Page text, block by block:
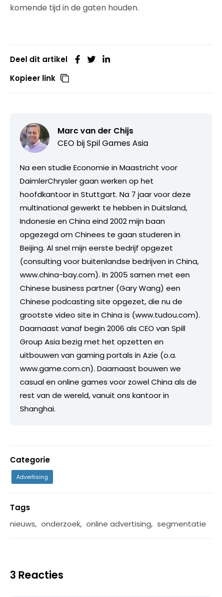
komende tijd in de gaten houden.
Deel dit artikel
Kopieer link
Marc van der Chijs
CEO bijSpil Games Asia
Na een studie Economie in Maastricht voor
DaimlerChrysler gaan werken op het
hoofdkantoor in Stuttgart. Na 7 jaar voor deze
multinational gewerkt te hebben in Duitsland,
Indonesie en China eind 2002 mijn baan
opgezegd om Chinees te gaan studeren in
Beijing. Al snel mijn eerste bedrijf opgezet
(consulting voor buitenlandse bedrijven in China,
www.china-bay.com). In 2005 samen met een
Chinese business partner (Gary Wang) een
Chinese podcasting site opgezet, die nu de
grootste video site in China is (www.tudou.com).
Daarnaast vanaf begin 2006 als CEO van Spill
Group Asia bezig met het opzetten en
uitbouwen van gaming portals in Azie (o.a.
www.game.com.cn). Daarnaast bouwen we
casual en online games voor zowel China als de
rest van de wereld, vanuit ons kantoor in
Shanghai.
Categorie
Advertising
Tags
nieuws, onderzoek, online advertising, segmentatie
3 Reacties